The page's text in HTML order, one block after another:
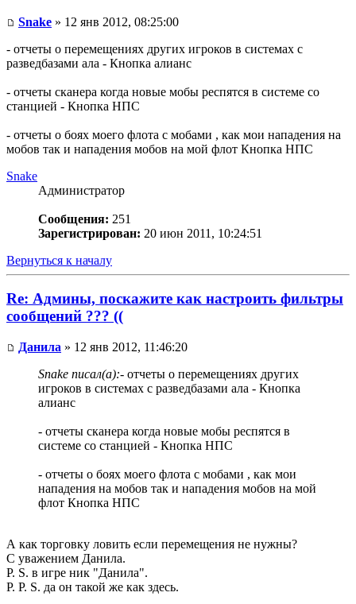
Snake » 12 янв 2012, 08:25:00
- отчеты о перемещениях других игроков в системах с
разведбазами ала - Кнопка алианс
- отчеты сканера когда новые мобы респятся в системе со
станцией - Кнопка НПС
- отчеты о боях моего флота с мобами , как мои нападения на
мобов так и нападения мобов на мой флот Кнопка НПС
Snake
Администратор
Сообщения: 251
Зарегистрирован: 20 июн 2011, 10:24:51
Вернуться к началу
Re: Админы, поскажите как настроить фильтры
сообщений ??? ((
Данила » 12 янв 2012, 11:46:20
Snake писал(а):- отчеты о перемещениях других
игроков в системах с разведбазами ала - Кнопка
алианс
- отчеты сканера когда новые мобы респятся в
системе со станцией - Кнопка НПС
- отчеты о боях моего флота с мобами , как мои
нападения на мобов так и нападения мобов на мой
флот Кнопка НПС
А как торговку ловить если перемещения не нужны?
С уважением Данила.
P. S. в игре ник "Данила".
P. P. S. да он такой же как здесь.